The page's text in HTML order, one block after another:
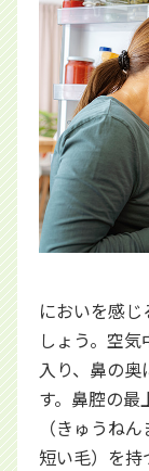
においを感
しょう。空
入り、鼻の
す。鼻腔の
（きゅうね
短い毛）を